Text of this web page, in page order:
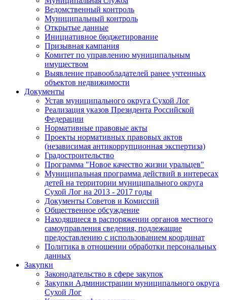
Ведомственный контроль
Муниципальный контроль
Открытые данные
Инициативное бюджетирование
Призывная кампания
Комитет по управлению муниципальным
имуществом
Выявление правообладателей ранее учтенных
объектов недвижимости
Документы
Устав муниципального округа Сухой Лог
Реализация указов Президента Российской
Федерации
Нормативные правовые акты
Проекты нормативных правовых актов
(независимая антикоррупционная экспертиза)
Градостроительство
Программа "Новое качество жизни уральцев"
Муниципальная программа действий в интересах
детей на территории муниципального округа
Сухой Лог на 2013 - 2017 годы
Документы Советов и Комиссий
Общественное обсуждение
Находящиеся в распоряжении органов местного
самоуправления сведения, подлежащие
предоставлению с использованием координат
Политика в отношении обработки персональных
данных
Закупки
Законодательство в сфере закупок
Закупки Администрации муниципального округа
Сухой Лог